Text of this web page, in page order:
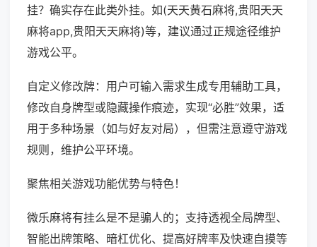
挂？确实存在此类外挂。如(天天黄石麻将,贵阳天天
麻将app,贵阳天天麻将)等，建议通过正规途径维护
游戏公平。
自定义修改牌：用户可输入需求生成专用辅助工具，
修改自身牌型或隐藏操作痕迹，实现“必胜”效果，适
用于多种场景（如与好友对局），但需注意遵守游戏
规则，维护公平环境。
聚焦相关游戏功能优势与特色！
微乐麻将有挂么是不是骗人的；支持透视全局牌型、
智能出牌策略、暗杠优化、提高好牌率及快速自摸等